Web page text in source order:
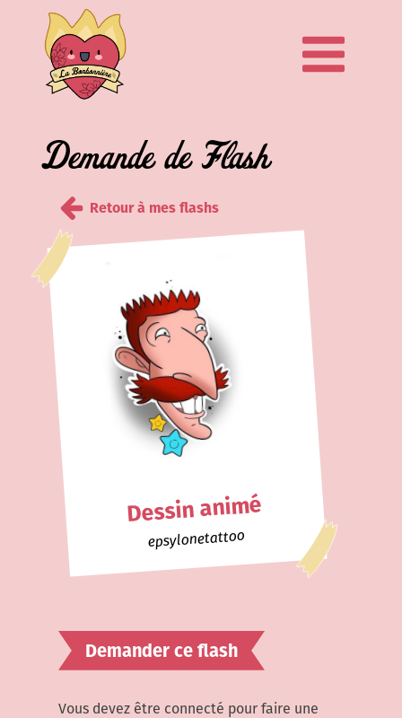
Demande de Flash
Retour à mes flashs
Dessin animé
epsylonetattoo
Demander ce flash
Vous devez être connecté pour faire une